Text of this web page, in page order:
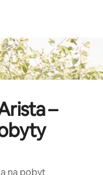
–
na pobyt